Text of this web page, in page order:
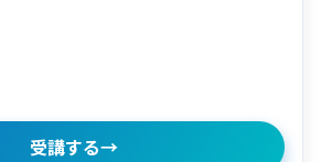
受講する→